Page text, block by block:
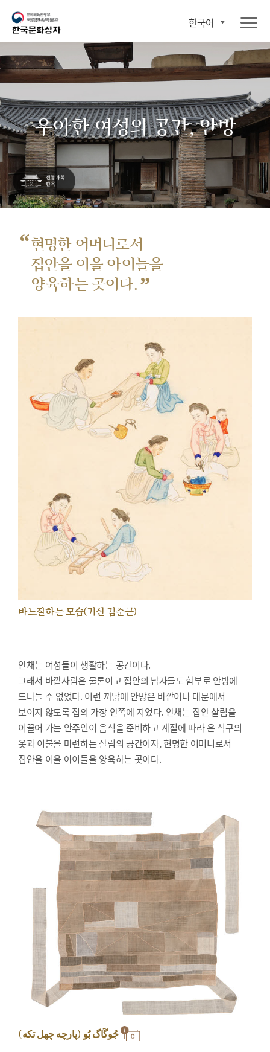
한국어
우아한 여성의 공간, 안방
“현명한 어머니로서
집안을 이을 아이들을
양육하는 곳이다. ”
바느질하는 모습(기산 김준근)
안채는 여성들이 생활하는 공간이다.
그래서 바깥사람은 물론이고 집안의 남자들도 함부로 안방에
드나들 수 없었다. 이런 까닭에 안방은 바깥이나 대문에서
보이지 않도록 집의 가장 안쪽에 지었다. 안채는 집안 살림을
이끌어 가는 안주인이 음식을 준비하고 계절에 따라 온 식구의
옷과 이불을 마련하는 살림의 공간이자, 현명한 어머니로서
집안을 이을 아이들을 양육하는 곳이다.
جُوگَاگ بُو (پارچه چهل تکه)